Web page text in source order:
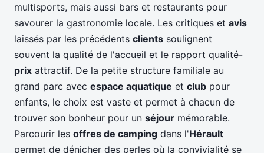
multisports, mais aussi bars et restaurants pour
savourer la gastronomie locale. Les critiques et avis
laissés par les précédents clients soulignent
souvent la qualité de l'accueil et le rapport qualité-
prix attractif. De la petite structure familiale au
grand parc avec espace aquatique et club pour
enfants, le choix est vaste et permet à chacun de
trouver son bonheur pour un séjour mémorable.
Parcourir les offres de camping dans l'Hérault
permet de dénicher des perles où la convivialité se